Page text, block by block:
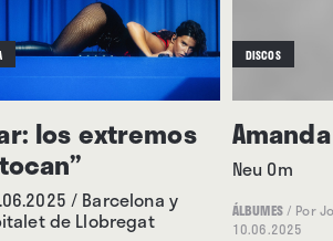
los extremos
/ Barcelona y
de Llobregat
DISCOS
Neu Om
ÁLBUMES / Por
10.06.2025